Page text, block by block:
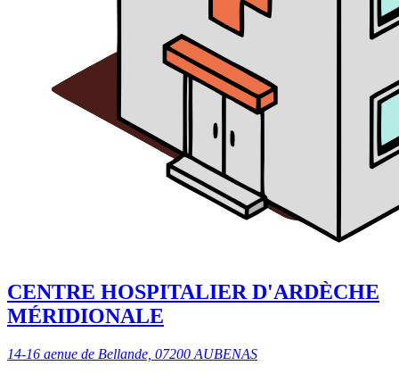
CENTRE HOSPITALIER D'ARDÈCHE
MÉRIDIONALE
14-16 aenue de Bellande, 07200 AUBENAS